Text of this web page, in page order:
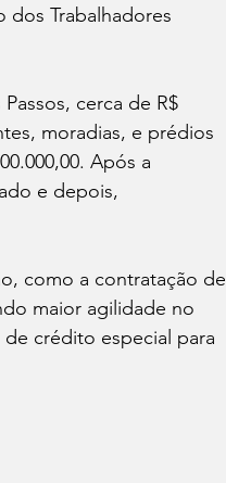
dos Trabalhadores
cerca de R$
moradias, e prédios
Após a
e depois,
como a contratação de
maior agilidade no
crédito especial para